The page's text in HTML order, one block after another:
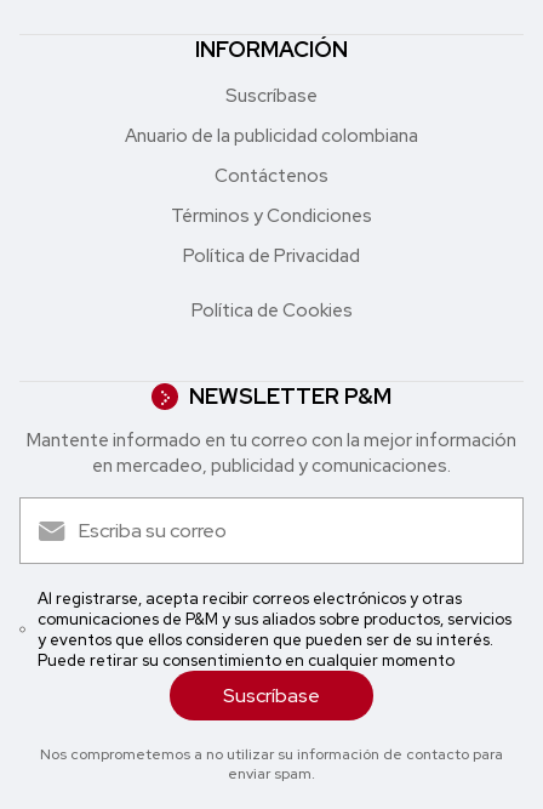
INFORMACIÓN
Suscríbase
Anuario de la publicidad colombiana
Contáctenos
Términos y Condiciones
Política de Privacidad
Política de Cookies
NEWSLETTER P&M
Mantente informado en tu correo con la mejor in formación
en mercadeo, publicidad y comunicaciones.
Al registrarse, acepta recibir correos electrónicos y otras
comunicaciones de P&M y sus aliados sobre productos, servicios
y eventos que ellos consideren que pueden ser de su interés.
Puede retirar su consentimiento en cualquier momento
Suscríbase
Nos comprometemos a no utilizar su información de contacto para
enviar spam.